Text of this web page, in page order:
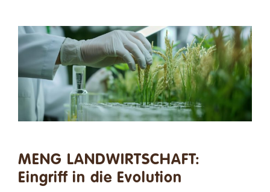
MENG LANDWIRTSCHAFT:
Eingriff in die Evolution